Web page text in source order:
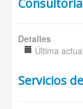
Detalles
Última
Servicios